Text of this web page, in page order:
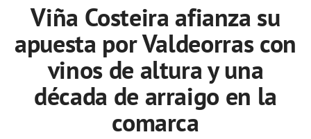
Viña Costeira afianza su
apuesta por Valdeorras con
vinos de altura y una
década de arraigo en la
comarca